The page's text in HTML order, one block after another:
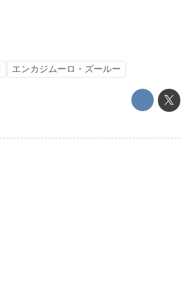
エンカジムーロ・ズールー